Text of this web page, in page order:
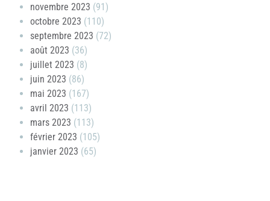
novembre 2023 (91)
octobre 2023 (110)
septembre 2023 (72)
août 2023 (36)
juillet 2023 (8)
juin 2023 (86)
mai 2023 (167)
avril 2023 (113)
mars 2023 (113)
février 2023 (105)
janvier 2023 (65)